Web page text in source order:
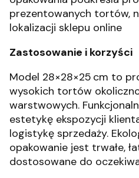
prezentowanych tortów,
lokalizacji sklepu online
Zastosowanie i korzyści
Model 28×28×25 cm to
wysokich tortów
warstwowych.
estetykę ekspozycji
logistykę sprzedaży.
opakowanie jest trwałe,
dostosowane do